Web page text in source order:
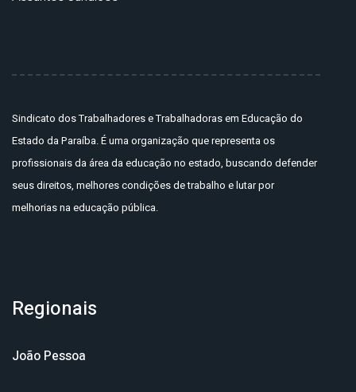
Sindicato dos Trabalhadores e Trabalhadoras em Educação do
Estado da Paraíba. É uma organização que representa os
profissionais da área da educação no estado, buscando defender
seus direitos, melhores condições de trabalho e lutar por
melhorias na educação pública.
Regionais
João Pessoa